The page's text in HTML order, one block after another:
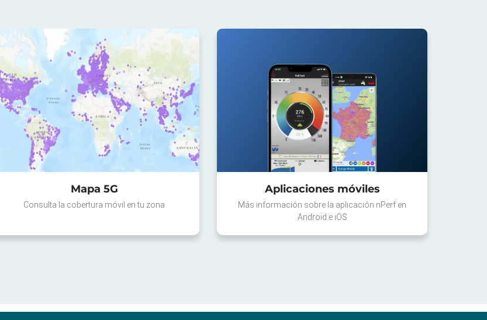
Mapa 5G
Consulta la cobertura móvil en tu zona
Aplicaciones móviles
Más información sobre la aplicación nPerf en
Android e iOS